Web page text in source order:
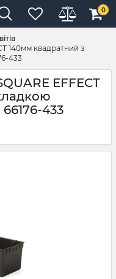
0
140мм квадратний з
433
EFFECT
433